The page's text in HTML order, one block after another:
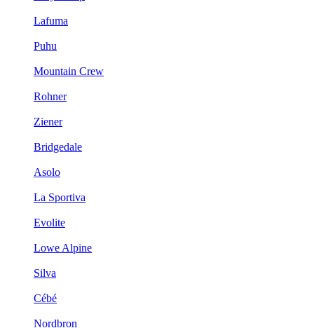
Lafuma
Puhu
Mountain Crew
Rohner
Ziener
Bridgedale
Asolo
La Sportiva
Evolite
Lowe Alpine
Silva
Cébé
Nordbron